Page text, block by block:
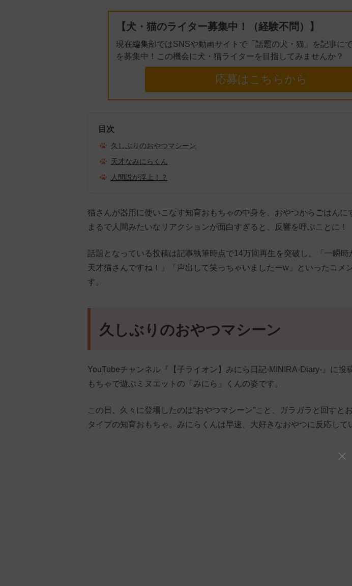
【犬・猫のライター募集中！（経験不問）】
現在編集部ではSNSや動画サイトで「話題の犬・猫」を記事に
を募集中！この機会に犬・猫ライターを目指してみませんか？
応募はこちらから
目次
久しぶりのおやつマシーン
天才なみにらくん
人間説が浮上！？
猫さんが器用に使いこなす知育おもちゃの中身を、おやつからごはん
まるで人間みたいなリアクションが面白すぎると、反響を呼ぶことに！
話題となっている投稿は記事執筆時点で14万回再生を突破し、「一瞬時
天才猫さんですね！」「声出して笑っちゃいましたーw」といったコメ
す。
久しぶりのおやつマシーン
YouTubeチャンネル『【子ライオン】みにら日記-MINIRA-Diary-』に投
もちゃで遊ぶミヌエットの「みにら」くんの姿です。
この日、久々に登場したのは“おやつマシーン”こと、ガラガラと回すと
タイプの知育おもちゃ。みにらくんは早速、大好きなおやつに反応して